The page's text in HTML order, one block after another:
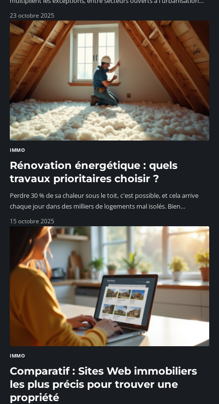
23 octobre 2025
IMMO
Rénovation énergétique : quels
travaux prioritaires choisir ?
Perdre 30 % de sa chaleur sous le toit, c'est possible, et cela arrive
chaque jour dans des milliers de logements mal isolés. Bien…
15 octobre 2025
IMMO
Comparatif : Sites Web immobiliers
les plus précis pour trouver une
propriété